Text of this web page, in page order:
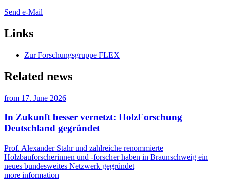
Send e-Mail
Links
Zur Forschungsgruppe FLEX
Related news
from 17. June 2026
In Zukunft besser vernetzt: HolzForschung
Deutschland gegründet
Prof. Alexander Stahr und zahlreiche renommierte
Holzbauforscherinnen und -forscher haben in Braunschweig ein
neues bundesweites Netzwerk gegründet
more information